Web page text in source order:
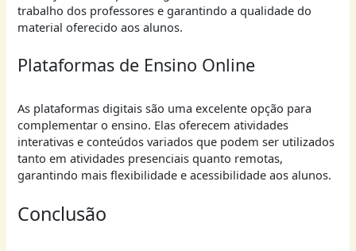
trabalho dos professores e garantindo a qualidade do
material oferecido aos alunos.
Plataformas de Ensino Online
As plataformas digitais são uma excelente opção para
complementar o ensino. Elas oferecem atividades
interativas e conteúdos variados que podem ser utilizados
tanto em atividades presenciais quanto remotas,
garantindo mais flexibilidade e acessibilidade aos alunos.
Conclusão